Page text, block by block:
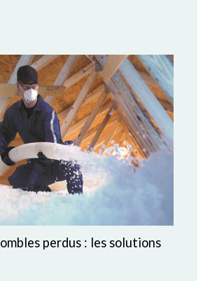
perdus : les solutions